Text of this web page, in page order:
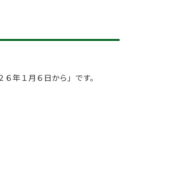
年１月６日から」です。